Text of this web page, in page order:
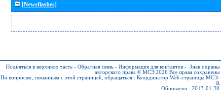
[Newsflashes]
Подняться в верхнюю часть - Обратная связь - Информация для контактов - Знак охраны
авторского права © МСЭ 2026 Все права сохранены
По вопросам, связанным с этой страницей, обращаться : Координатор Web-страницы МСЭ-
R
Обновлено : 2013-01-30